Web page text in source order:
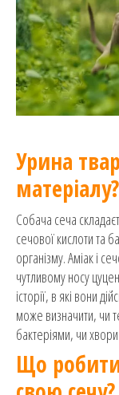
Урина
матеріалу?
Собача сеча
сечової кислоти та
організму. Аміак і
чутливому носу
історії, в які вони
може визначити, чи
бактеріями, чи
Що